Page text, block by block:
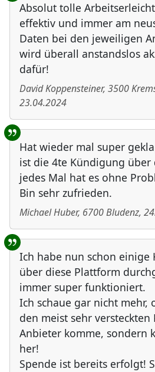
Absolut tolle
effektiv und immer am
Daten bei den jeweiligen
wird überall anstandslos
dafür!
David Koppensteiner, 3500
23.04.2024
Hat wieder mal super
ist die 4te Kündigung
jedes Mal hat es ohne
Bin sehr zufrieden.
Michael Huber, 6700Bludenz,
Ich habe nun schon einige
über diese Plattform
immer super funktioniert.
Ich schaue gar nicht mehr,
den meist sehr
Anbieter komme, sondern
her!
Spende ist bereits erfolgt!